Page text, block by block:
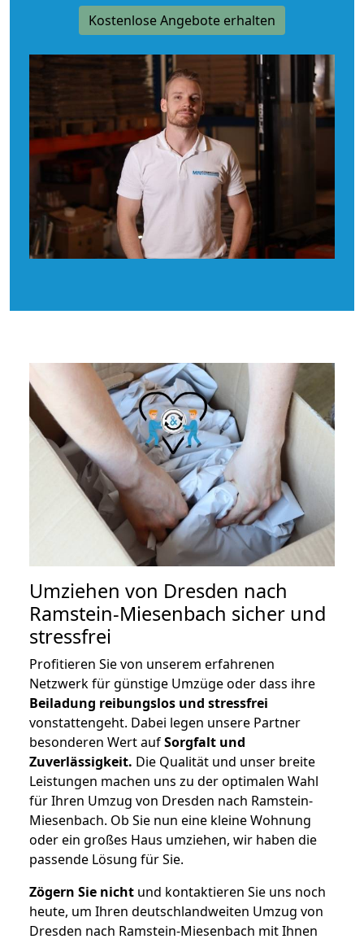
Kostenlose Angebote erhalten
Umziehen von Dresden nach
Ramstein-Miesenbach sicher und
stressfrei
Profitieren Sie von unserem erfahrenen
Netzwerk für günstige Umzüge oder dass ihre
Beiladung reibungslos und stressfrei
vonstattengeht. Dabei legen unsere Partner
besonderen Wert aufSorgfalt und
Zuverlässigkeit. Die Qualität und unser breite
Leistungen machen uns zu der optimalen Wahl
für Ihren Umzug von Dresden nach Ramstein-
Miesenbach. Ob Sie nun eine kleine Wohnung
oder ein großes Haus umziehen, wir haben die
passende Lösung für Sie.
Zögern Sie nicht und kontaktieren Sie uns noch
heute, um Ihren deutschlandweiten Umzug von
Dresden nach Ramstein-Miesenbach mit Ihnen